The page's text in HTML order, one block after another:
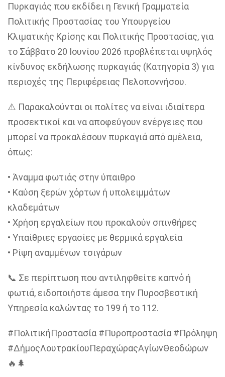
Πυρκαγιάς που εκδίδει η Γενική Γραμματεία
Πολιτικής Προστασίας του Υπουργείου
Κλιματικής Κρίσης και Πολιτικής Προστασίας, για
το Σάββατο 20 Ιουνίου 2026 προβλέπεται υψηλός
κίνδυνος εκδήλωσης πυρκαγιάς (Κατηγορία 3) για
περιοχές της Περιφέρειας Πελοποννήσου.
⚠️ Παρακαλούνται οι πολίτες να είναι ιδιαίτερα
προσεκτικοί και να αποφεύγουν ενέργειες που
μπορεί να προκαλέσουν πυρκαγιά από αμέλεια,
όπως:
• Άναμμα φωτιάς στην ύπαιθρο
• Καύση ξερών χόρτων ή υπολειμμάτων
κλαδεμάτων
• Χρήση εργαλείων που προκαλούν σπινθήρες
• Υπαίθριες εργασίες με θερμικά εργαλεία
• Ρίψη αναμμένων τσιγάρων
📞 Σε περίπτωση που αντιληφθείτε καπνό ή
φωτιά, ειδοποιήστε άμεσα την Πυροσβεστική
Υπηρεσία καλώντας το 199 ή το 112.
#ΠολιτικήΠροστασία #Πυροπροστασία #Πρόληψη
#ΔήμοςΛουτρακίουΠεραχώραςΑγίωνΘεοδώρων
🔥🌲